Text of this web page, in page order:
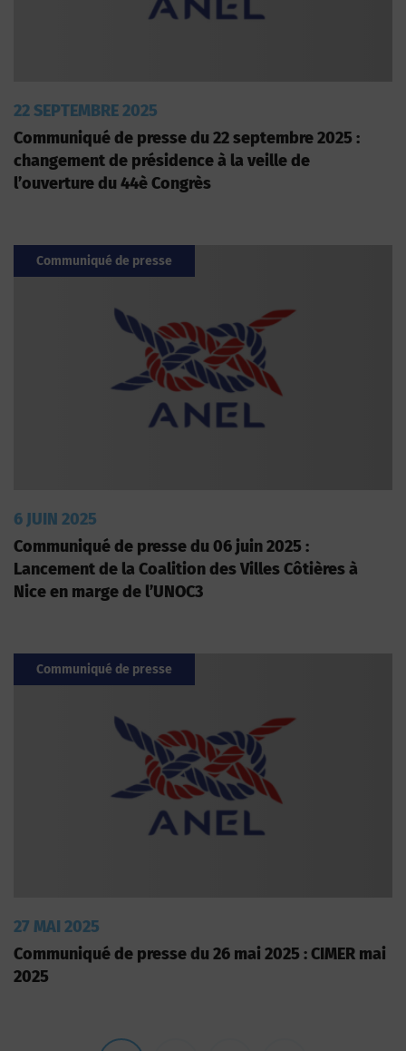
22 SEPTEMBRE 2025
Communiqué de presse du 22 septembre 2025 :
changement de présidence à la veille de
l’ouverture du 44è Congrès
Communiqué de presse
6 JUIN 2025
Communiqué de presse du 06 juin 2025 :
Lancement de la Coalition des Villes Côtières à
Nice en marge de l’UNOC3
Communiqué de presse
27 MAI 2025
Communiqué de presse du 26 mai 2025 : CIMER mai
2025